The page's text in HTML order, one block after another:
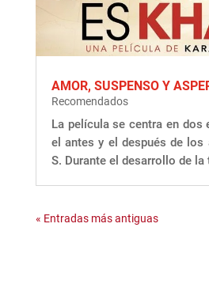
AMOR, SUSPENSO Y
Recomendados
La película se centra en dos
el antes y el después de los
S. Durante el desarrollo de la
« Entradas más antiguas